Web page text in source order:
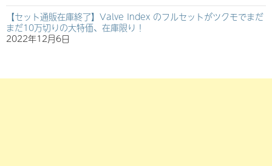
【セット通販在庫終了】Valve Index のフルセットがツクモでまだ
まだ10万切りの大特価、在庫限り！
2022年12月6日